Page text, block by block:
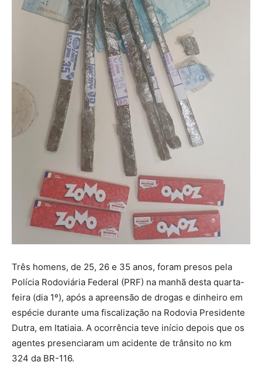
Três homens, de 25, 26 e 35 anos, foram presos pela
Polícia Rodoviária Federal (PRF) na manhã desta quarta-
feira (dia 1º), após a apreensão de drogas e dinheiro em
espécie durante uma fiscalização na Rodovia Presidente
Dutra, em Itatiaia. A ocorrência teve início depois que os
agentes presenciaram um acidente de trânsito no km
324 da BR-116.